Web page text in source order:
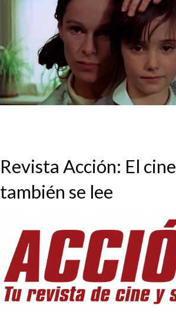
Revista Acción: El cine
también se lee